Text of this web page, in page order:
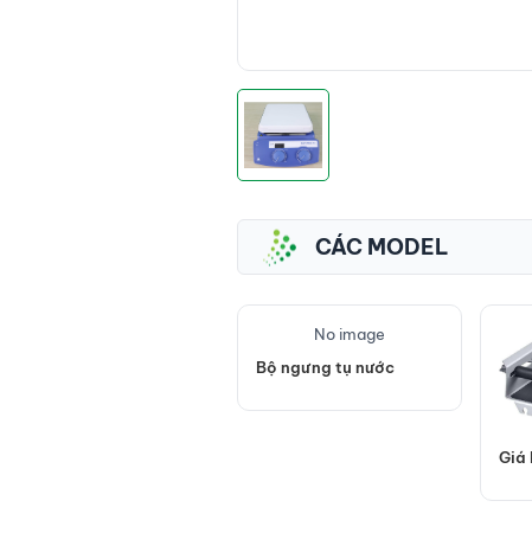
CÁC MODEL
No image
Bộ ngưng tụ nước
Giá